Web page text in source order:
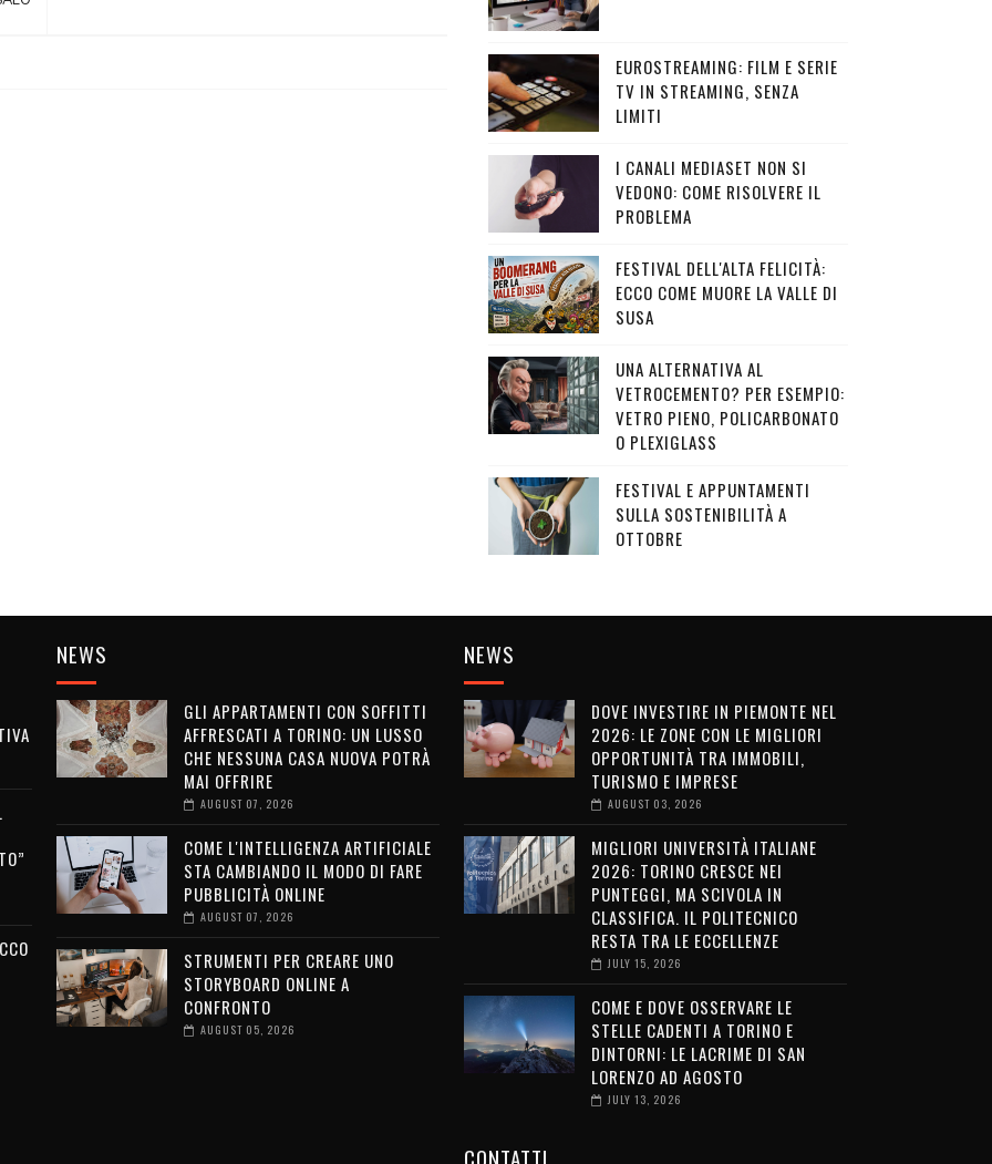
EUROSTREAMING: FILM E SERIE
TV IN STREAMING, SENZA
LIMITI
I CANALI MEDIASET NON SI
VEDONO: COME RISOLVERE IL
PROBLEMA
FESTIVAL DELL'ALTA FELICITÀ:
ECCO COME MUORE LA VALLE DI
SUSA
UNA ALTERNATIVA AL
VETROCEMENTO? PER ESEMPIO:
VETRO PIENO, POLICARBONATO
O PLEXIGLASS
FESTIVAL E APPUNTAMENTI
SULLA SOSTENIBILITÀ A
OTTOBRE
NEWS
GLI APPARTAMENTI CON SOFFITTI
AFFRESCATI A TORINO: UN LUSSO
CHE NESSUNA CASA NUOVA POTRÀ
MAI OFFRIRE
AUGUST 07, 2026
COME L'INTELLIGENZA ARTIFICIALE
STA CAMBIANDO IL MODO DI FARE
PUBBLICITÀ ONLINE
AUGUST 07, 2026
STRUMENTI PER CREARE UNO
STORYBOARD ONLINE A
CONFRONTO
AUGUST 05, 2026
NEWS
DOVE INVESTIRE IN PIEMONTE NEL
2026: LE ZONE CON LE MIGLIORI
OPPORTUNITÀ TRA IMMOBILI,
TURISMO E IMPRESE
AUGUST 03, 2026
MIGLIORI UNIVERSITÀ ITALIANE
2026: TORINO CRESCE NEI
PUNTEGGI, MA SCIVOLA IN
CLASSIFICA. IL POLITECNICO
RESTA TRA LE ECCELLENZE
JULY 15, 2026
COME E DOVE OSSERVARE LE
STELLE CADENTI A TORINO E
DINTORNI: LE LACRIME DI SAN
LORENZO AD AGOSTO
JULY 13, 2026
CONTATTI